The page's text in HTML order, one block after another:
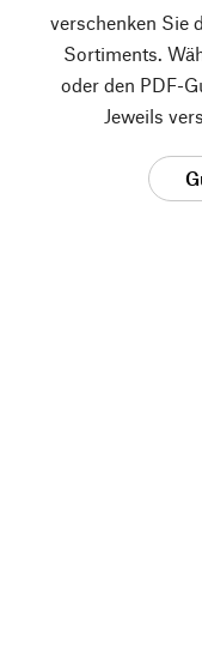
verschenken Sie
Sortiments.
oder den PDF-
Jeweils